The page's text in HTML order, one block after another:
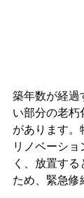
築年数が経過
い部分の老朽
があります。
リノベーシ
く、放置す
ため、緊急修